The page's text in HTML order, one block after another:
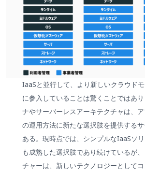
IaaSと並行して、より新しいクラウド
に参入していることは驚くことではあ
ナやサーバーレスアーキテクチャは、
の運用方法に新たな選択肢を提供する
ある。現時点では、シンプルなIaaSソ
も成熟した選択肢であり続けているが
チャーは、新しいテクノロジーとして